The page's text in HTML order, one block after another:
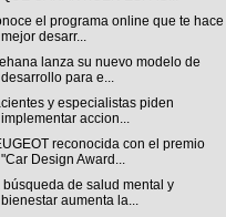
el programa online que te hace
mejor desarr...
lanza su nuevo modelo de
desarrollo para e...
y especialistas piden
implementar accion...
reconocida con el premio
"Car Design Award...
búsqueda de salud mental y
bienestar aumenta la...